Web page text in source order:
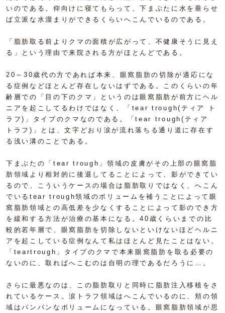
いのである。仰向けに寝てもらって、下まぶたに水を垂らせ
ば立派な水溜まりができるくらいへこんでいるのである。
「脂肪取る前よりクマの面積が広がって、不健康そうに見え
る」という理由で来院される方がほとんどである。
20～30歳代の方であれば本来、眼窩脂肪の切除が適応にな
る症例などほとんど存在しないはずである。このくらいの年
齢層での「目の下のクマ」というのは眼窩脂肪が前方にヘル
ニアを起こしてるわけではなく、「tear trough(ティア ト
ラフ)」タイプのクマなのである。「tear trough(ティア
トラフ)」とは、文字どおり涙が流れ落ちる通り道に存在す
る浅い溝のことである。
下まぶたの「tear trough」領域の皮膚がその上部の眼窩脂
肪領域より相対的に後退してることによって、影ができてい
るので、こういうケースの場合は脂肪取りではなく、へこん
でいるtear trough領域のボリュームを補うことによって眼
窩脂肪領域との高低差を少なくすることによって影のでき方
を緩和する方法が治療の基本になる。40歳くらいまでの比
較的若年層で、眼窩脂肪を切除しないといけないほどヘルニ
アを起こしている症例なんて私はほとんど見たことはない。
「teartrough」タイプのクマで本来眼窩脂肪を取る必要の
ないのに、取ればへこむのは自明の理であるだろうに…。
さらに最悪なのは、この脂肪取りと同時に脂肪注入移植をさ
れているケース。涙トラフ領域はへこんでいるのに、頬の領
域はパンパンなボリュームになっている。眼窩脂肪領域が思